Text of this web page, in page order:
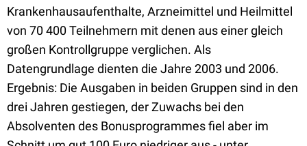
Krankenhausaufenthalte, Arzneimittel und Heilmittel
von 70 400 Teilnehmern mit denen aus einer gleich
großen Kontrollgruppe verglichen. Als
Datengrundlage dienten die Jahre 2003 und 2006.
Ergebnis: Die Ausgaben in beiden Gruppen sind in den
drei Jahren gestiegen, der Zuwachs bei den
Absolventen des Bonusprogrammes fiel aber im